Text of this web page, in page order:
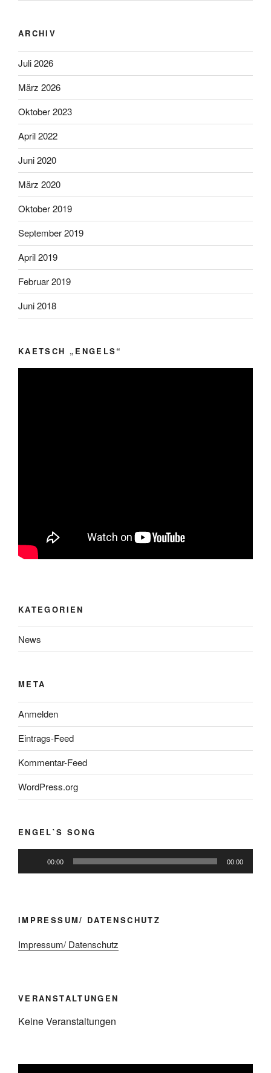
ARCHIV
Juli 2026
März 2026
Oktober 2023
April 2022
Juni 2020
März 2020
Oktober 2019
September 2019
April 2019
Februar 2019
Juni 2018
KAETSCH „ENGELS“
KATEGORIEN
News
META
Anmelden
Eintrags-Feed
Kommentar-Feed
WordPress.org
ENGEL`S SONG
Player
00:00 00:00
IMPRESSUM/ DATENSCHUTZ
Impressum/ Datenschutz
VERANSTALTUNGEN
Keine Veranstaltungen